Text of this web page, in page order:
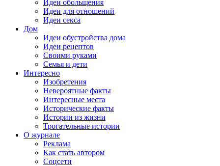
Идеи обольщения
Идеи для отношений
Идеи секса
Дом
Идеи обустройства дома
Идеи рецептов
Своими руками
Семья и дети
Интересно
Изобретения
Невероятные факты
Интересные места
Исторические факты
Истории из жизни
Трогательные истории
О журнале
Реклама
Как стать автором
Соцсети